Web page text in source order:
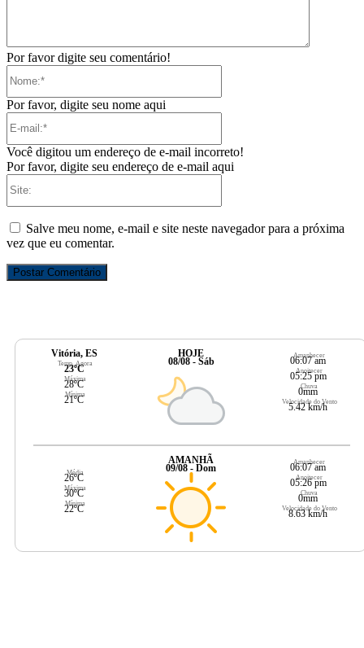
Por favor digite seu comentário!
Por favor, digite seu nome aqui
Você digitou um endereço de e-mail incorreto!
Por favor, digite seu endereço de e-mail aqui
Salve meu nome, e-mail e site neste navegador para a próxima
vez que eu comentar.
Vitória, ES
Temp. Agora
23ºC
Máxima
28ºC
Mínima
21ºC
HOJE
08/08 - Sáb
Amanhecer
06:07 am
Anoitecer
05:25 pm
Chuva
0mm
Velocidade do Vento
5.42 km/h
Média
26ºC
Máxima
30ºC
Mínima
22ºC
AMANHÃ
09/08 - Dom
Amanhecer
06:07 am
Anoitecer
05:26 pm
Chuva
0mm
Velocidade do Vento
8.63 km/h